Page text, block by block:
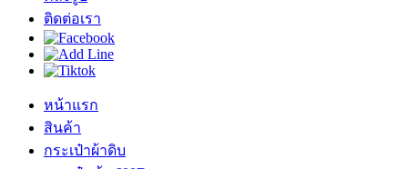
ติดต่อเรา
หน้าแรก
สินค้า
กระเป๋าผ้าดิบ